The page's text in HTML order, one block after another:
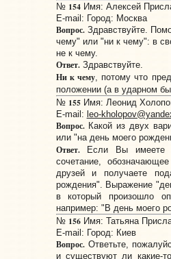
№ 154Имя: Алексей
E-mail: Город: Москва
Вопрос.Здравствуйте.
чему" или "ни к чему": в
не к чему.
Ответ.Здравствуйте.
Ни к чему, потому что
положении (а в ударном
№ 155Имя: Леонид
E-mail: leo-
Вопрос.Какой из двух
или "на день моего
Ответ.Если Вы
сочетание,
друзей и получаете
рождения". Выражение
в который произошло
например: "В день моего
№ 156Имя: Татьяна
E-mail: Город: Киев
Вопрос.Ответьте,
и существуют ли какие-